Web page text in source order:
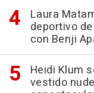
Laura
deportivo
con Benji
Heidi Klum
vestido